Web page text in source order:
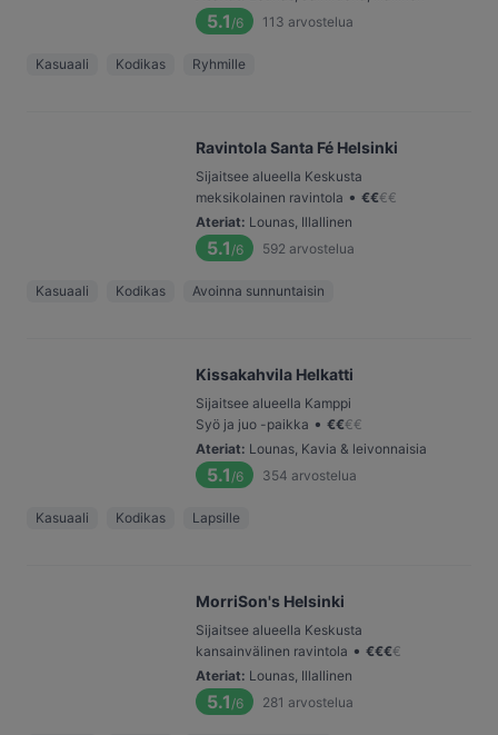
5.1 /6 113 arvostelua
Kasuaali Kodikas Ryhmille
Ravintola Santa Fé Helsinki
Sijaitsee alueella Keskusta
meksikolainen ravintola • €€€€
Ateriat: Lounas, Illallinen
5.1 /6 592 arvostelua
Kasuaali Kodikas Avoinna sunnuntaisin
Kissakahvila Helkatti
Sijaitsee alueella Kamppi
Syö ja juo -paikka • €€€€
Ateriat: Lounas, Kavia & leivonnaisia
5.1 /6 354 arvostelua
Kasuaali Kodikas Lapsille
MorriSon's Helsinki
Sijaitsee alueella Keskusta
kansainvälinen ravintola • €€€€
Ateriat: Lounas, Illallinen
5.1 /6 281 arvostelua